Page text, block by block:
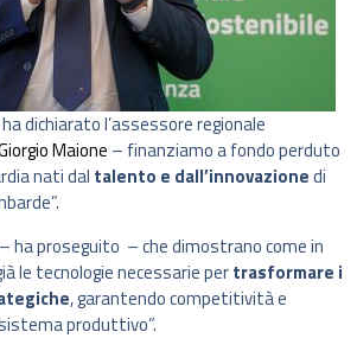
dichiarato l’assessore regionale
Maione – finanziamo a fondo perduto
nati dal talento e dall’innovazionedi
ha proseguito – che dimostrano come in
le tecnologie necessarie pertrasformare i
, garantendo competitività e
produttivo”.